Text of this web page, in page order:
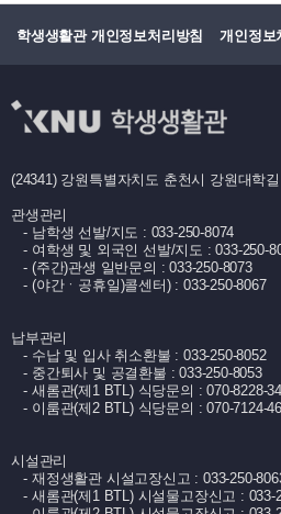
학생생활관 개인정보처리방침 개인정보
(24341) 강원특별자치도 춘천시 강원대학
관생관리
- 남학생 선발/지도 : 033-250-8074
- 여학생 및 외국인 선발/지도 : 033-250-
- (주간)관생 일반문의 : 033-250-8073
- (야간ㆍ공휴일)콜센터) : 033-250-8067
납부관리
- 수납 및 입사 취소환불 : 033-250-8052
- 중간퇴사 및 공결환불 : 033-250-8053
- 새롬관(제1 BTL) 식당문의 : 070-8228-
- 이룸관(제2 BTL) 식당문의 : 070-7124-
시설관리
- 재정생활관 시설고장신고 : 033-250-
- 새롬관(제1 BTL) 시설물고장신고 : 033-